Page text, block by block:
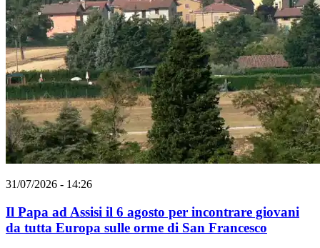
31/07/2026 - 14:26
Il Papa ad Assisi il 6 agosto per incontrare giovani
da tutta Europa sulle orme di San Francesco